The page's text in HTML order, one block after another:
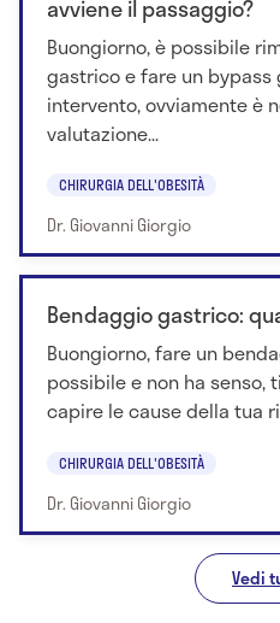
avviene il passaggio?
Buongiorno, è possibile
gastrico e fare un
intervento, ovviamente è
valutazione...
CHIRURGIA DELL'OBESITÀ
Dr. Giovanni Giorgio
Bendaggio gastrico:
Buongiorno, fare un
possibile e non ha
capire le cause della tua
CHIRURGIA DELL'OBESITÀ
Dr. Giovanni Giorgio
Vedi